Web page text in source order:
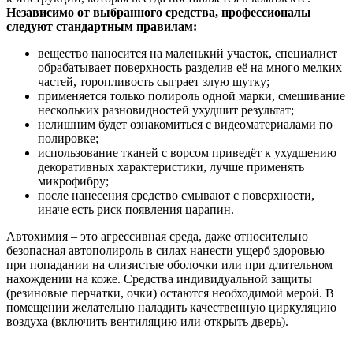
Независимо от выбранного средства, профессионалы
следуют стандартным правилам:
вещество наносится на маленький участок, специалист
обрабатывает поверхность разделив её на много мелких
частей, торопливость сыграет злую шутку;
применяется только полироль одной марки, смешивание
нескольких разновидностей ухудшит результат;
нелишним будет ознакомиться с видеоматериалами по
полировке;
использование тканей с ворсом приведёт к ухудшению
декоративных характеристики, лучше применять
микрофибру;
после нанесения средство смывают с поверхности,
иначе есть риск появления царапин.
Автохимия – это агрессивная среда, даже относительно
безопасная автополироль в силах нанести ущерб здоровью
при попадании на слизистые оболочки или при длительном
нахождении на коже. Средства индивидуальной защиты
(резиновые перчатки, очки) остаются необходимой мерой. В
помещении желательно наладить качественную циркуляцию
воздуха (включить вентиляцию или открыть дверь).